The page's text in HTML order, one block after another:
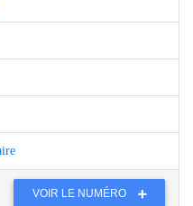
VOIR LE NUMÉRO